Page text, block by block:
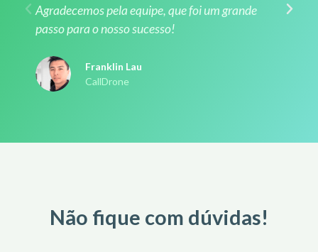
Agradecemos pela equipe, que foi um grande
passo para o nosso sucesso!
Franklin Lau
CallDrone
Não fique com dúvidas!